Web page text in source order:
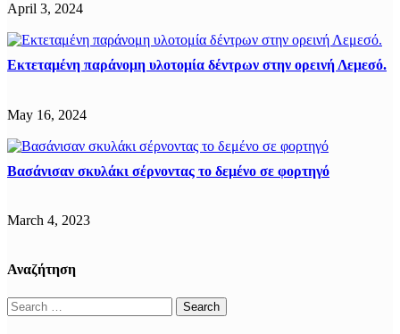
April 3, 2024
Εκτεταμένη παράνομη υλοτομία δέντρων στην ορεινή Λεμεσό.
May 16, 2024
Βασάνισαν σκυλάκι σέρνοντας το δεμένο σε φορτηγό
March 4, 2023
Αναζήτηση
Search
for: